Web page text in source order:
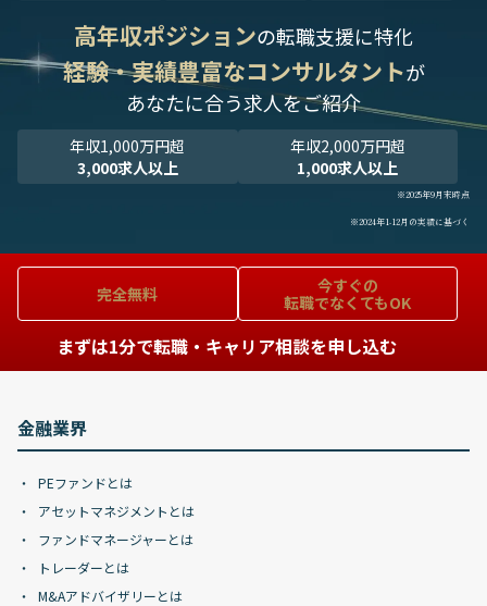
高年収ポジションの転職支援に特化
経験・実績豊富なコンサルタントが
あなたに合う求人をご紹介
年収1,000万円超
3,000求人以上
年収2,000万円超
1,000求人以上
※2025年9月末時点
※2024年1-12月の実績に基づく
完全無料
今すぐの
転職でなくてもOK
まずは1分で転職・キャリア相談を申し込む
金融業界
PEファンドとは
アセットマネジメントとは
ファンドマネージャーとは
トレーダーとは
M&Aアドバイザリーとは